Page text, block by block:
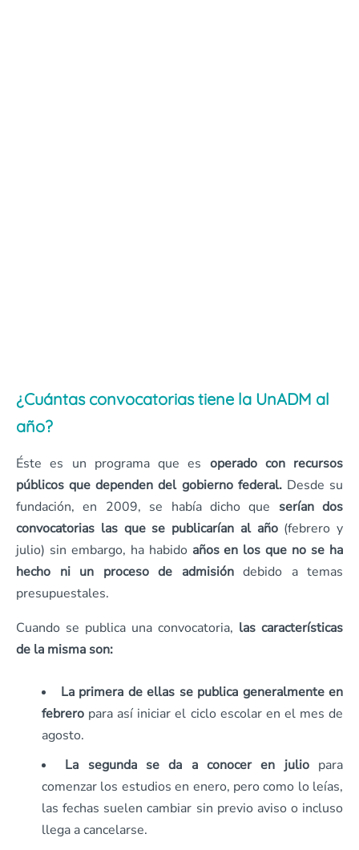
¿Cuántas convocatorias tiene la UnADM al
año?
Éste es un programa que es operado con recursos
públicos que dependen del gobierno federal.Desde su
fundación, en 2009, se había dicho que serían dos
convocatorias las que se publicarían al año(febrero y
julio) sin embargo, ha habido años en los que no se ha
hecho ni un proceso de admisióndebido a temas
presupuestales.
Cuando se publica una convocatoria, las características
de la misma son:
La primera de ellas se publica generalmente en
febrero para así iniciar el ciclo escolar en el mes de
agosto.
La segunda se da a conocer en juliopara
comenzar los estudios en enero, pero como lo leías,
las fechas suelen cambiar sin previo aviso o incluso
llega a cancelarse.